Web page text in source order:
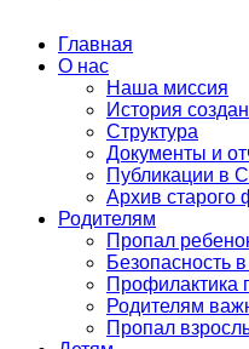
Главная
О нас
Наша миссия
История
Структура
Документы и
Публикации в
Архив старого
Родителям
Пропал
Безопасность
Профилактика
Родителям
Пропал